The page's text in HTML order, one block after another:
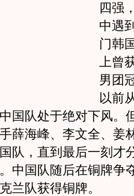
四强
中遇
门韩
上曾
男团
以前
国队处于绝对下风。
薛海峰、李文全、姜
队，直到最后一刻才
中国队随后在铜牌争
兰队获得铜牌。